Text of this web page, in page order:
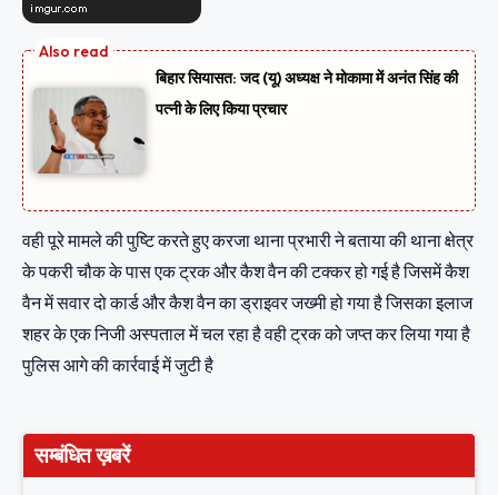
बिहार सियासत: जद (यू) अध्यक्ष ने मोकामा में अनंत सिंह की
पत्नी के लिए किया प्रचार
वही पूरे मामले की पुष्टि करते हुए करजा थाना प्रभारी ने बताया की थाना क्षेत्र
के पकरी चौक के पास एक ट्रक और कैश वैन की टक्कर हो गई है जिसमें कैश
वैन में सवार दो कार्ड और कैश वैन का ड्राइवर जख्मी हो गया है जिसका इलाज
शहर के एक निजी अस्पताल में चल रहा है वही ट्रक को जप्त कर लिया गया है
पुलिस आगे की कार्रवाई में जुटी है
सम्बंधित ख़बरें